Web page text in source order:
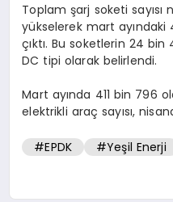
Toplam şarj soketi sayısı
yükselerek mart ayındaki
çıktı. Bu soketlerin 24 bin
DC tipi olarak belirlendi.
Mart ayında 411 bin 796
elektrikli araç sayısı,
#EPDK #Yeşil Enerji